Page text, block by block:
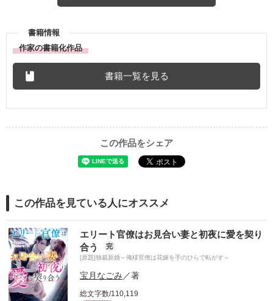
書籍情報
作家の書籍化作品
書籍一覧を見る
この作品をシェア
この作品を見ている人にオススメ
エリート官僚はお見合い妻と初夜に愛を契り
合う
完
[原題]独裁新婚～俺様官僚は花嫁を手のひらで転がす～
宝月なごみ ／著
総文字数/110,119